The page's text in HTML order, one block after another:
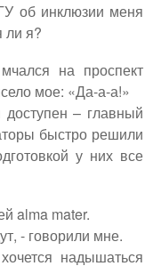
об инклюзии меня
ли я?
на проспект
мое: «Да-а-а!»
– главный
быстро решили
у них все
alma mater.
- говорили мне.
надышаться